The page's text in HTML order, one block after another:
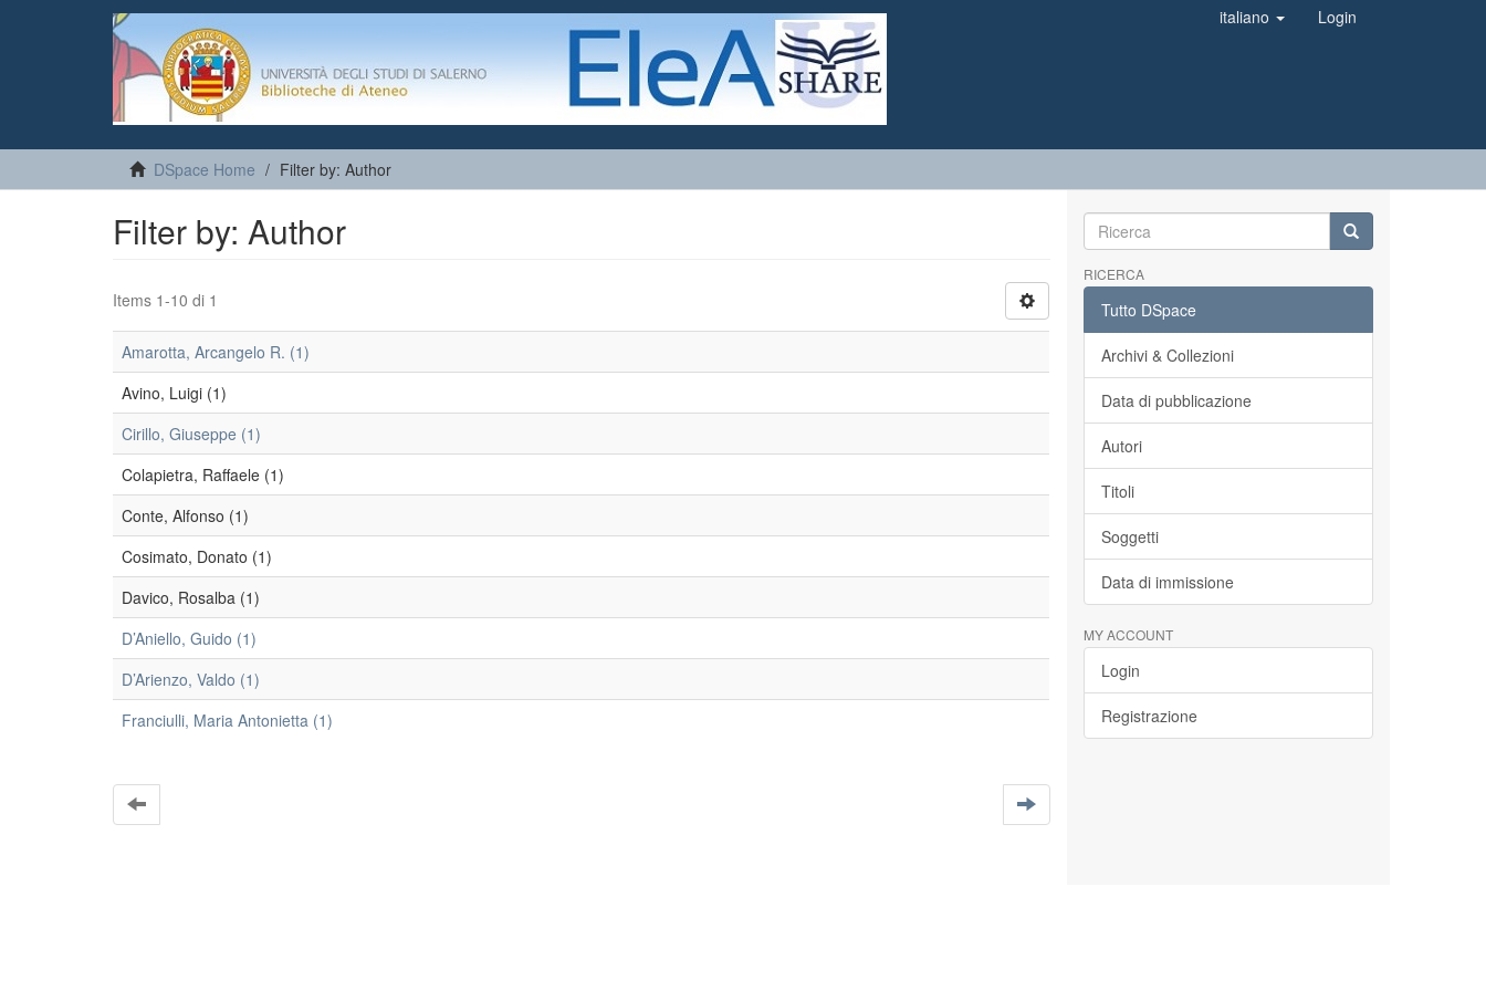
italiano Login
DSpace Home Filter by: Author
Filter by: Author
Items 1-10 di 1
Amarotta, Arcangelo R. (1)
Avino, Luigi (1)
Cirillo, Giuseppe (1)
Colapietra, Raffaele (1)
Conte, Alfonso (1)
Cosimato, Donato (1)
Davico, Rosalba (1)
D’Aniello, Guido (1)
D’Arienzo, Valdo (1)
Franciulli, Maria Antonietta (1)
RICERCA
Tutto DSpace
Archivi & Collezioni
Data di pubblicazione
Autori
Titoli
Soggetti
Data di immissione
MY ACCOUNT
Login
Registrazione